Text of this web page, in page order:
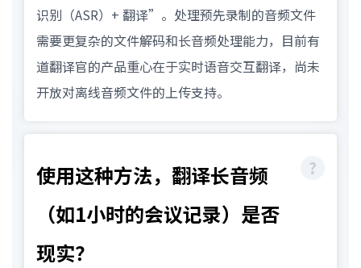
识别（ASR）+ 翻译”。处理预先录制的音频文件
需要更复杂的文件解码和长音频处理能力，目前有
道翻译官的产品重心在于实时语音交互翻译，尚未
开放对离线音频文件的上传支持。
使用这种方法，翻译长音频
（如1小时的会议记录）是否
现实？